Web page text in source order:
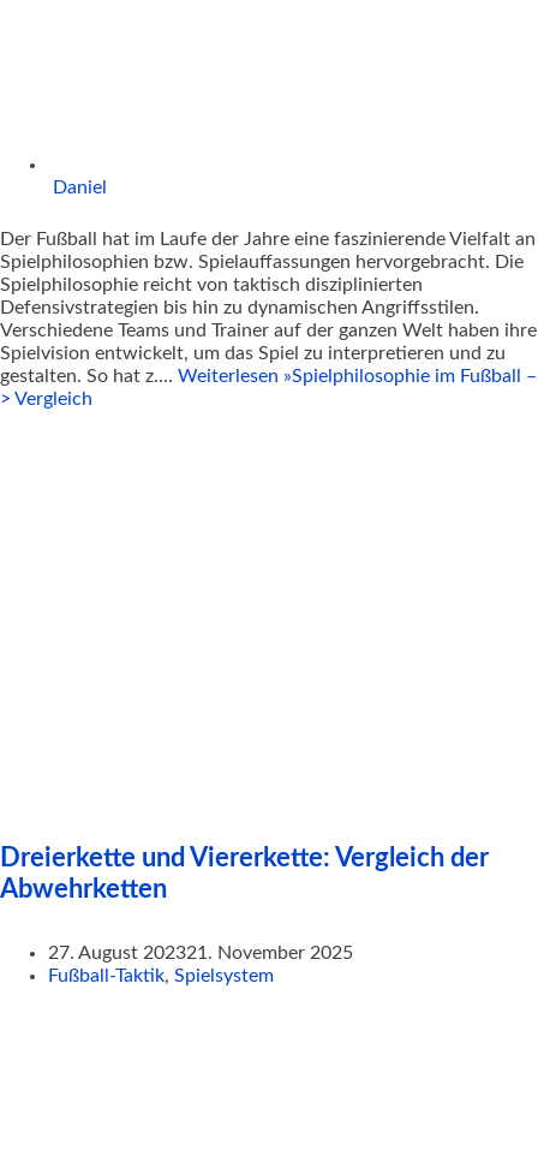
Daniel
Der Fußball hat im Laufe der Jahre eine faszinierende Vielfalt an
Spielphilosophien bzw. Spielauffassungen hervorgebracht. Die
Spielphilosophie reicht von taktisch disziplinierten
Defensivstrategien bis hin zu dynamischen Angriffsstilen.
Verschiedene Teams und Trainer auf der ganzen Welt haben ihre
Spielvision entwickelt, um das Spiel zu interpretieren und zu
gestalten. So hat z.… Weiterlesen »Spielphilosophie im Fußball –
> Vergleich
Dreierkette und Viererkette: Vergleich der
Abwehrketten
27. August 202321. November 2025
Fußball-Taktik, Spielsystem